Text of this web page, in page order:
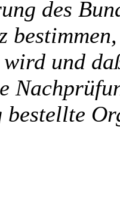
des
und
bestellte